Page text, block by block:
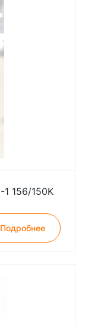
1 156/150K
Подробнее